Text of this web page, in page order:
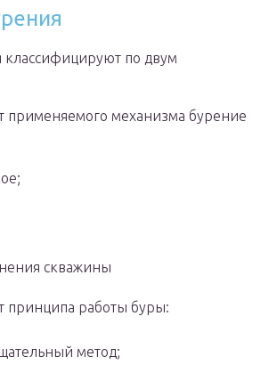
по двум
применяемого механизма бурение
скважины
принципа работы буры:
метод;